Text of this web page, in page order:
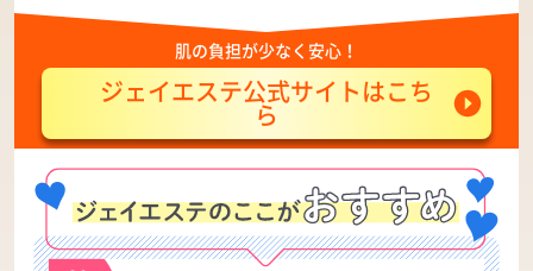
肌の負担が少なく安心！
ジェイエステ公式サイトはこち
ら